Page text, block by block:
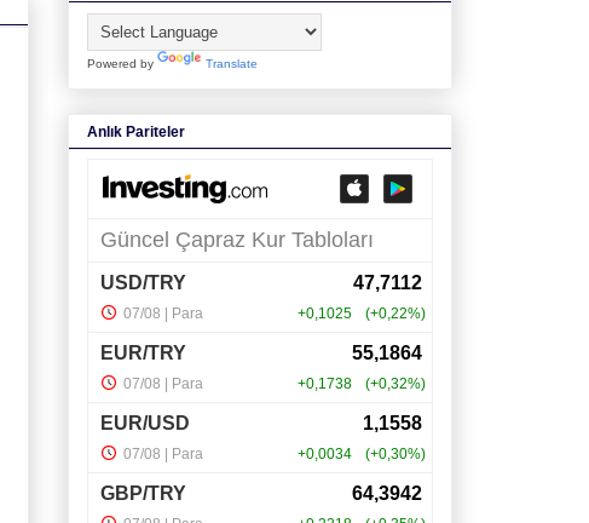
Powered by Translate
Anlık Pariteler